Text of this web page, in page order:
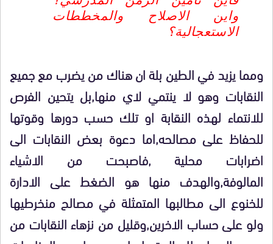
واين الاصلاح والمخططات
الاستعجالية؟
ومما يزيد في الطين بلة ان هناك من يضرب مع جميع
النقابات وهو لا ينتمي لاي منها,بل يتحين الفرص
للانتماء لهذه النقابة او تلك حسب دورها وقوتها
للحفاظ على مصالحه,اما دعوة بعض النقابات الى
اضرابات محلية ,فاصبحت من الاشياء
المالوفة,والهدف منها هو الضغط على الادارة
للخنوع الى مطالبها المتمثلة في مصالح منخرطيها
ولو على حساب الاخرين,وقليل من نزهاء النقابات من